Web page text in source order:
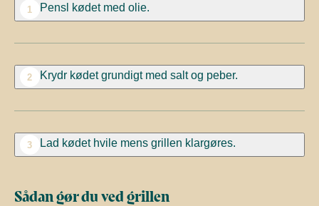
1 Pensl kødet med olie.
2 Krydr kødet grundigt med salt og peber.
3 Lad kødet hvile mens grillen klargøres.
Sådan gør du ved grillen